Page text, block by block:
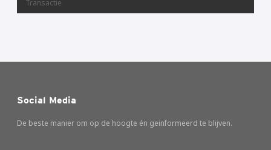
Transactie
Social Media
De beste manier om op de hoogte én geinformeerd te blijven.